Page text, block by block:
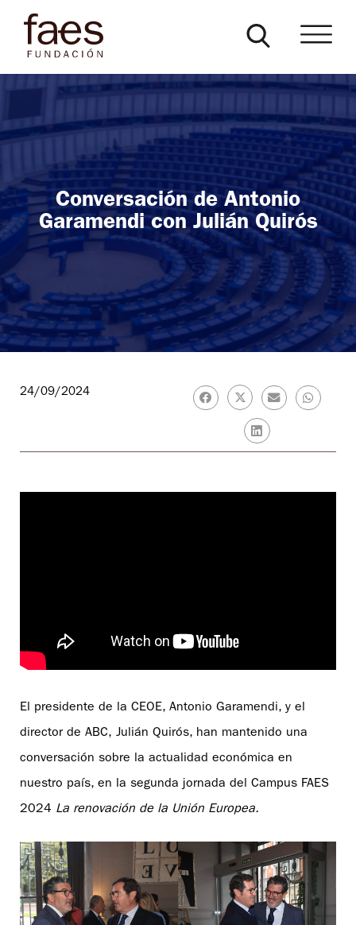
Conversación de Antonio
Garamendi con Julián Quirós
24/09/2024
El presidente de la CEOE, Antonio Garamendi, y el
director de ABC, Julián Quirós, han mantenido una
conversación sobre la actualidad económica en
nuestro país, en la segunda jornada del Campus FAES
2024 La renovación de la Unión Europea.